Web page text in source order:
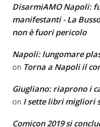
DisarmiAMO Napoli:
manifestanti - La
non è fuori pericolo
Napoli: lungomare
on Torna a Napoli il
Giugliano: riaprono i
on I sette libri migliori
Comicon 2019 si